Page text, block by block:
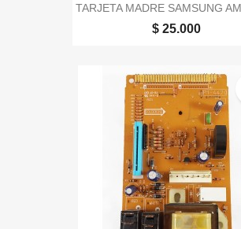
TARJETA MADRE SAMSUNG
$ 25.000